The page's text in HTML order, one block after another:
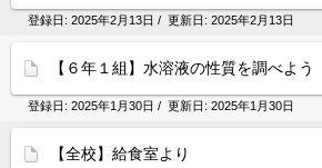
登録日: 2025年2月13日 / 更新日: 2025年2月13日
【６年１組】水溶液の性質を調べよう
登録日: 2025年1月30日 / 更新日: 2025年1月30日
【全校】給食室より